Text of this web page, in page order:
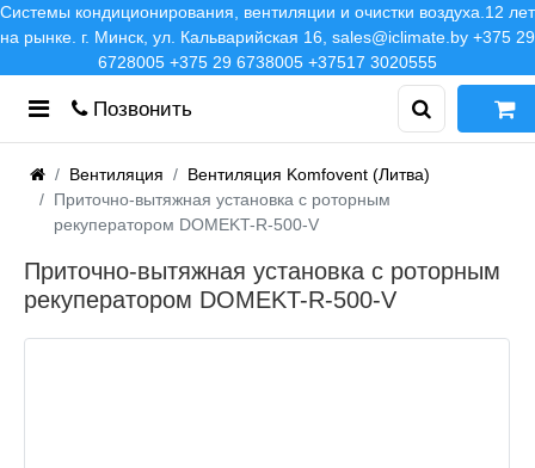
Системы кондиционирования, вентиляции и очистки воздуха.12 лет
на рынке. г. Минск, ул. Кальварийская 16, sales@iclimate.by +375 29
6728005 +375 29 6738005 +37517 3020555
Позвонить
Вентиляция
Вентиляция Komfovent (Литва)
Приточно-вытяжная установка с роторным
рекуператором DOMEKT-R-500-V
Приточно-вытяжная установка с роторным
рекуператором DOMEKT-R-500-V